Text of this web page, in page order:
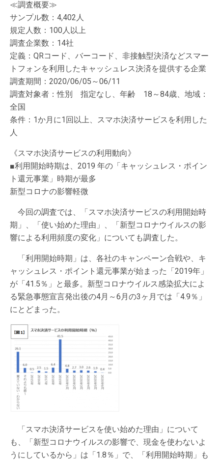
≪調査概要≫
サンプル数：4,402人
規定人数：100人以上
調査企業数：14社
定義：QRコード、バーコード、非接触型決済などスマー
トフォンを利用したキャッシュレス決済を提供する企業
調査期間：2020/06/05～06/11
調査対象者：性別 指定なし、年齢 18～84歳、地域：
全国
条件：1か月に1回以上、スマホ決済サービスを利用した
人
《スマホ決済サービスの利用動向》
■利用開始時期は、2019 年の「キャッシュレス・ポイン
ト還元事業」時期が最多
新型コロナの影響軽微
今回の調査では、「スマホ決済サービスの利用開始時
期」、「使い始めた理由」、「新型コロナウイルスの影
響による利用頻度の変化」についても調査した。
「利用開始時期」は、各社のキャンペーン合戦や、キ
ャッシュレス・ポイント還元事業が始まった「2019年」
が「41.5％」と最多。新型コロナウイルス感染拡大によ
る緊急事態宣言発出後の4月～6月の3ヶ月では「4.9％」
にとどまった。
「スマホ決済サービスを使い始めた理由」について
も、「新型コロナウイルスの影響で、現金を使わないよ
うにしているから」は「1.8％」で、「利用開始時期」も